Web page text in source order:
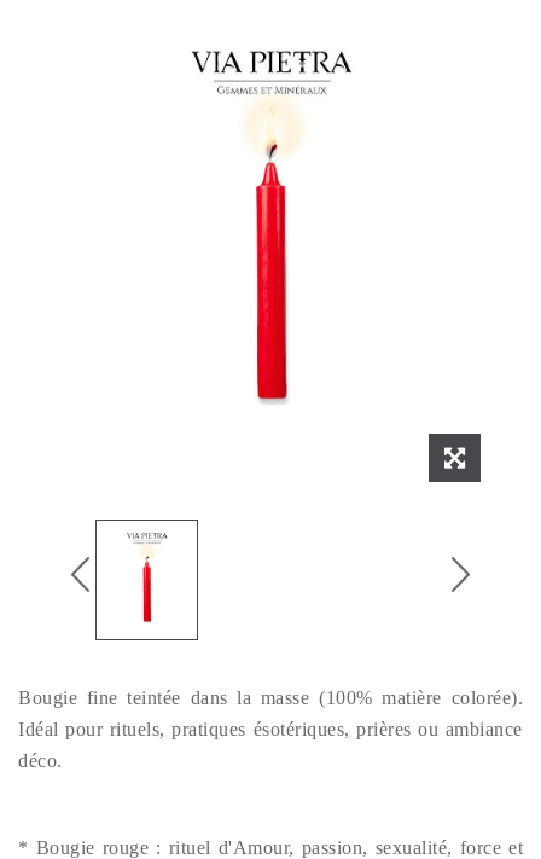
Bougie fine teintée dans la masse (100% matière colorée).
Idéal pour rituels, pratiques ésotériques, prières ou ambiance
déco.
* Bougie rouge : rituel d'Amour, passion, sexualité, force et